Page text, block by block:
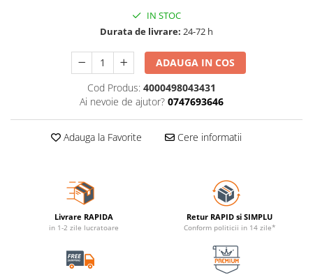
IN STOC
Durata de livrare: 24-72 h
ADAUGA IN COS
Cod Produs: 4000498043431
Ai nevoie de ajutor? 0747693646
Adauga la Favorite Cere informatii
Livrare RAPIDA
in 1-2 zile lucratoare
Retur RAPID si SIMPLU
Conform politicii in 14 zile*